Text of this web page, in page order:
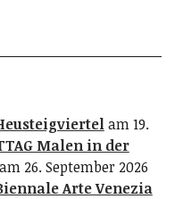
am 19.
Malen in der
26. September 2026
Arte Venezia